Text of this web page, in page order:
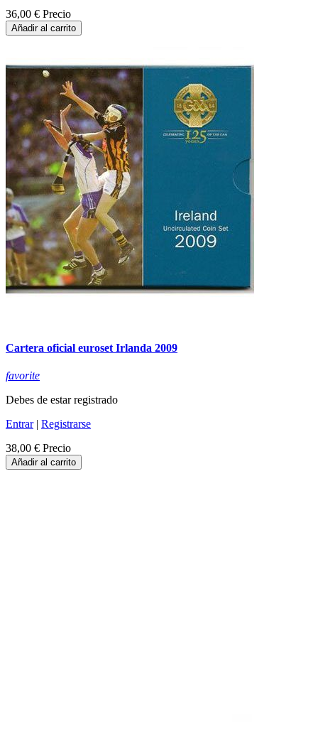
36,00 € Precio
Añadir al carrito
Cartera oficial euroset Irlanda 2009
favorite
Debes de estar registrado
Entrar| Registrarse
38,00 € Precio
Añadir al carrito